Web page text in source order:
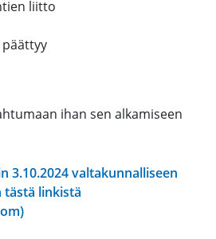
liitto
päättyy
ihan sen alkamiseen
3.10.2024 valtakunnalliseen
tästä linkistä